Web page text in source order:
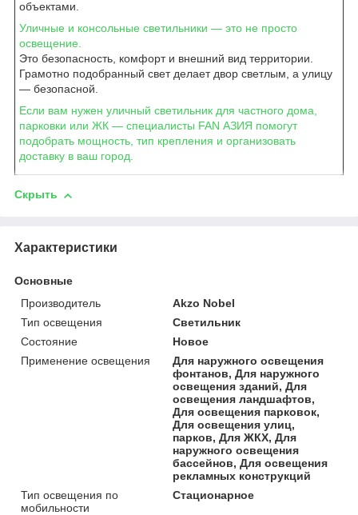
объектами.
Уличные и консольные светильники — это не просто
освещение.
Это безопасность, комфорт и внешний вид территории.
Грамотно подобранный свет делает двор светлым, а улицу
— безопасной.
Если вам нужен уличный светильник для частного дома,
парковки или ЖК — специалисты FAN АЗИЯ помогут
подобрать мощность, тип крепления и организовать
доставку в ваш город.
Скрыть
Характеристики
Основные
Производитель
Akzo Nobel
Тип освещения
Светильник
Состояние
Новое
Применение освещения
Для наружного освещения
фонтанов, Для наружного
освещения зданий, Для
освещения ландшафтов,
Для освещения парковок,
Для освещения улиц,
парков, Для ЖКХ, Для
наружного освещения
бассейнов, Для освещения
рекламных конструкций
Тип освещения по
мобильности
Стационарное